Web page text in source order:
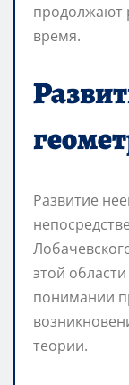
продолжают
время.
Развитие
этой
понимании
теории.